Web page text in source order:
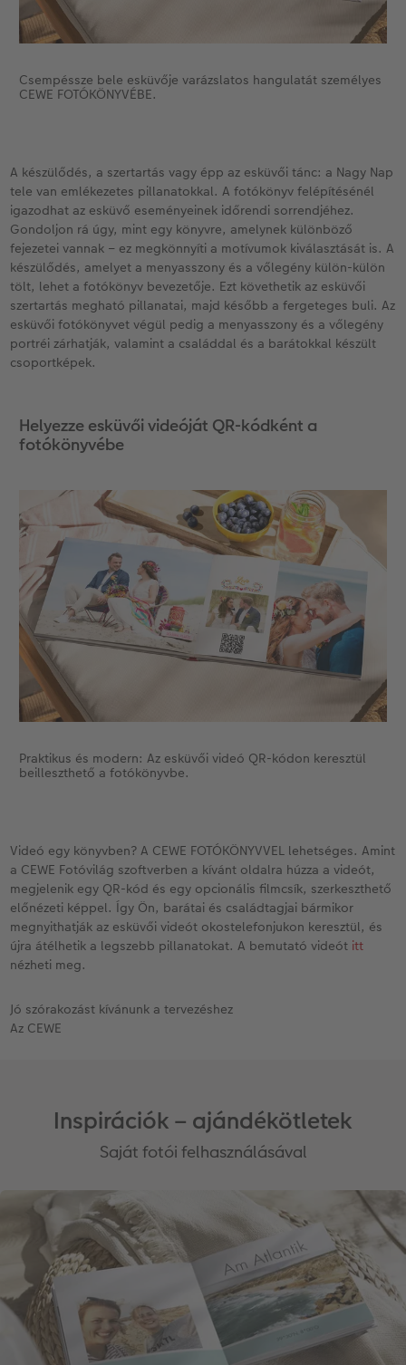
Csempéssze bele esküvője varázslatos hangulatát személyes
CEWE FOTÓKÖNYVÉBE.
A készülődés, a szertartás vagy épp az esküvői tánc: a Nagy Nap
tele van emlékezetes pillanatokkal. A fotókönyv felépítésénél
igazodhat az esküvő eseményeinek időrendi sorrendjéhez.
Gondoljon rá úgy, mint egy könyvre, amelynek különböző
fejezetei vannak – ez megkönnyíti a motívumok kiválasztását is. A
készülődés, amelyet a menyasszony és a vőlegény külön-külön
tölt, lehet a fotókönyv bevezetője. Ezt követhetik az esküvői
szertartás megható pillanatai, majd később a fergeteges buli. Az
esküvői fotókönyvet végül pedig a menyasszony és a vőlegény
portréi zárhatják, valamint a családdal és a barátokkal készült
csoportképek.
Helyezze esküvői videóját QR-kódként a
fotókönyvébe
Praktikus és modern: Az esküvői videó QR-kódon keresztül
beilleszthető a fotókönyvbe.
Videó egy könyvben? A CEWE FOTÓKÖNYVVEL lehetséges. Amint
a CEWE Fotóvilág szoftverben a kívánt oldalra húzza a videót,
megjelenik egy QR-kód és egy opcionális filmcsík, szerkeszthető
előnézeti képpel. Így Ön, barátai és családtagjai bármikor
megnyithatják az esküvői videót okostelefonjukon keresztül, és
újra átélhetik a legszebb pillanatokat. A bemutató videót itt
nézheti meg.
Jó szórakozást kívánunk a tervezéshez
Az CEWE
Inspirációk – ajándékötletek
Saját fotói felhasználásával